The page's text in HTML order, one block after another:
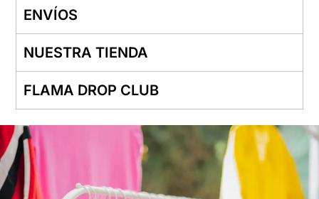
ENVÍOS
NUESTRA TIENDA
FLAMA DROP CLUB